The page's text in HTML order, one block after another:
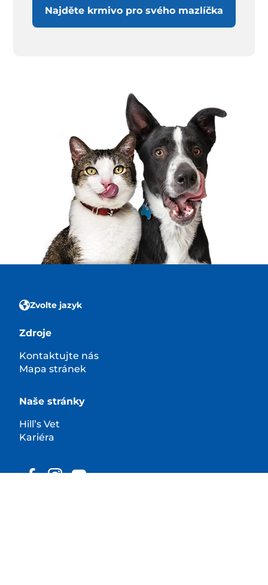
Najděte krmivo pro svého mazlíčka
Zvolte jazyk
Zdroje
Kontaktujte nás
Mapa stránek
Naše stránky
Hill’s Vet
Kariéra